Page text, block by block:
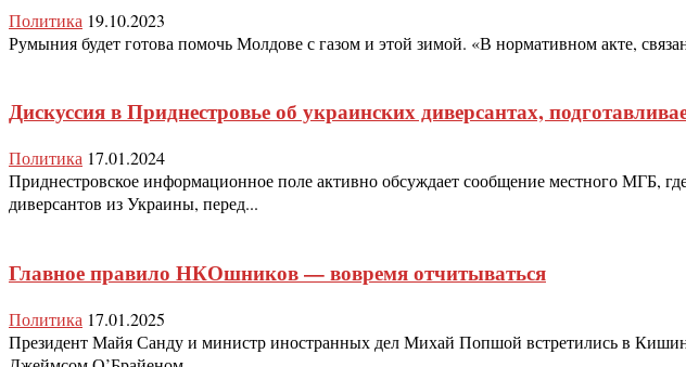
Политика 19.10.2023
Румыния будет готова помочь Молдове с газом и этой зимой. «В нормативном акте,
Дискуссия в Приднестровье об украинских диверсантах,
Политика 17.01.2024
Приднестровское информационное поле активно обсуждает сообщение местного МГБ,
диверсантов из Украины, перед...
Главное правило НКОшников — вовремя отчитываться
Политика 17.01.2025
Президент Майя Санду и министр иностранных дел Михай Попшой встретились в